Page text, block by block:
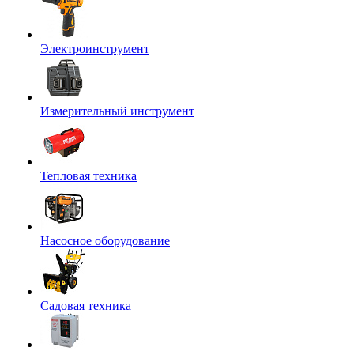
Электроинструмент
Измерительный инструмент
Тепловая техника
Насосное оборудование
Садовая техника